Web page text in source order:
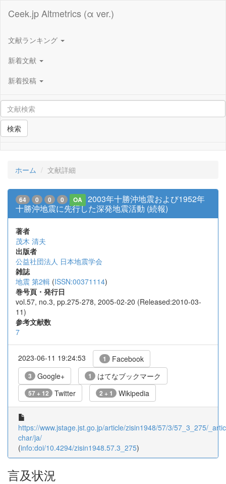
Ceek.jp Altmetrics (α ver.)
文献ランキング
新着文献
新着投稿
検索
ホーム 文献詳細
64 0 0 0 OA
2003年十勝沖地震および1952年
十勝沖地震に先行した深発地震活動 (続報)
著者
茂木 清夫
出版者
公益社団法人 日本地震学会
雑誌
地震 第2輯 (ISSN:00371114)
巻号頁・発行日
vol.57, no.3, pp.275-278, 2005-02-20 (Released:2010-03-
11)
参考文献数
7
2023-06-11 19:24:53 1 Facebook
3 Google+ 1 はてなブックマーク
57 + 12 Twitter 2 + 1 Wikipedia
https://www.jstage.jst.go.jp/article/zisin1948/57/3/57_3_275/
char/ja/
(info:doi/10.4294/zisin1948.57.3_275)
言及状況